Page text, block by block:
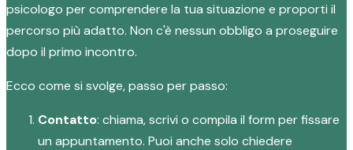
psicologo per comprendere la tua situazione e proporti il
percorso più adatto. Non c'è nessun obbligo a proseguire
dopo il primo incontro.
Ecco come si svolge, passo per passo:
Contatto: chiama, scrivi o compila il form per fissare
un appuntamento. Puoi anche solo chiedere